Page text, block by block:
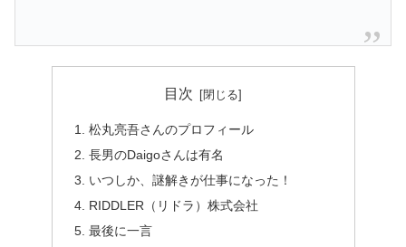
目次
松丸亮吾さんのプロフィール
長男のDaigoさんは有名
いつしか、謎解きが仕事になった！
RIDDLER（リドラ）株式会社
最後に一言